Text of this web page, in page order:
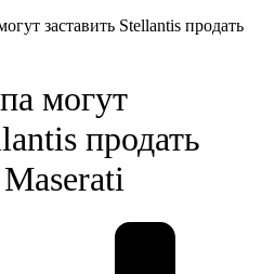
заставить Stellantis продать
могут
продать